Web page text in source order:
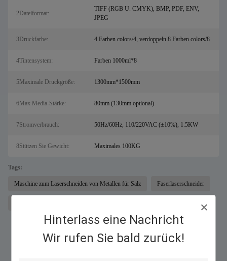
Hinterlass eine Nachricht
Wir rufen Sie bald zurück!
2Dateiformat:
TIFF (RGB U. CMYK), BMP, PDF, ENV,
JPEG
3Druckfarbe: 4 Farben colors/4, verdoppeln 8 Farben colors/8
4Tintensystem: Farben 1000ml*8
5Maximale Druckgröße: 1300mm*1500mm
6Max Media-Stärke: 80mm (130mm optional)
7Stromverbrauch: 50Hz/60Hz, 110/220VAC (±10%), 1.5KW
8Stützen Sie Gewicht: Maximales 100KG
Tags:
Maschine zum Laserschneiden von Metallen für Salz Faserlaserschneider